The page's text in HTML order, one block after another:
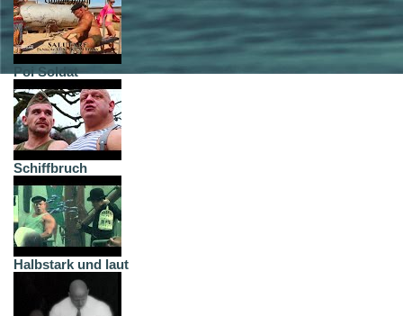
Poi Soldat
Schiffbruch
Halbstark und laut